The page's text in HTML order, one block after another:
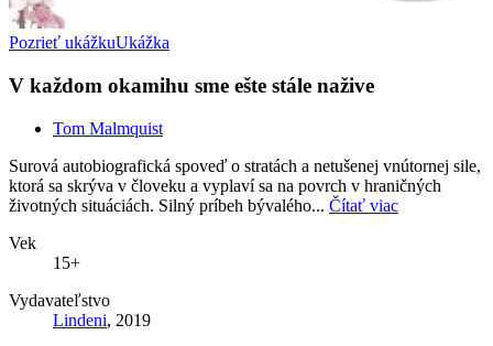
Pozrieť ukážkuUkážka
V každom okamihu sme ešte stále nažive
Tom Malmquist
Surová autobiografická spoveď o stratách a netušenej vnútornej sile,
ktorá sa skrýva v človeku a vyplaví sa na povrch v hraničných
životných situáciách. Silný príbeh bývalého... Čítať viac
Vek
15+
Vydavateľstvo
Lindeni, 2019